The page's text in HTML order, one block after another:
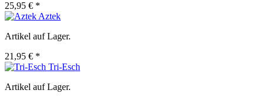
25,95 € *
Aztek
Artikel auf Lager.
21,95 € *
Tri-Esch
Artikel auf Lager.